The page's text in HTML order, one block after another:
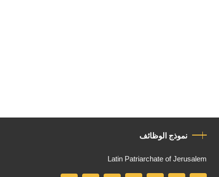
نموذج الوظائف
Latin Patriarchate of Jerusalem